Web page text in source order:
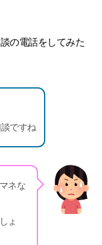
の電話をしてみた
ですね
ネな
ょ